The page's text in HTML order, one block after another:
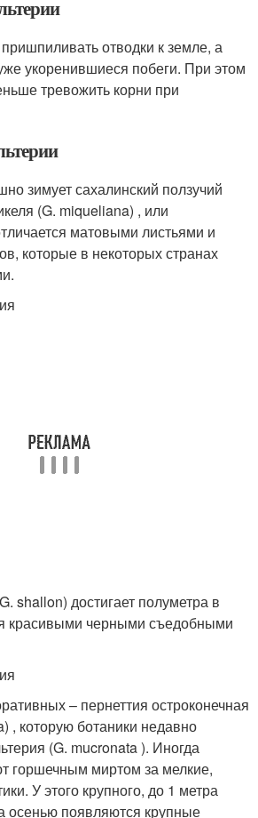
отводки к земле, а
укоренившиеся побеги. При этом
тревожить корни при
зимует сахалинский ползучий
(G. miqueliana) , или
матовыми листьями и
которые в некоторых странах
shallon) достигает полуметра в
красивыми черными съедобными
– пернеттия остроконечная
, которую ботаники недавно
(G. mucronata ). Иногда
горшечным миртом за мелкие,
У этого крупного, до 1 метра
осенью появляются крупные